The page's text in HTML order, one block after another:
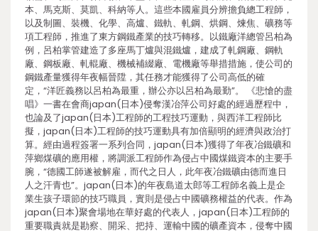
本、馬克斯、莫凱、科納等人。這些本國雇員分辨擔負總工程師，
以及制圖、裝機、化學、高爐、鐵軌、軋鋼、烘鋼、煉焦、礦務等
項工程師，推進了東方鋼鐵產業的技巧轉移。以鐵廠洋總管呂柏為
例，呂柏掌管建造了多座馬丁爐與混鐵爐，建成了軋鋼廠、鋼軌
廠、鋼板廠、軋輥廠、機械補綴廠、電機廠等舉措措施，使公司的
鋼鐵產量獲得年夜幅晉陞，其任務才能獲得了公司高低的確
定，“洋匠義務以呂柏為最重，辦公亦以呂柏為最勤”。 《悲愴的盡
唱》一書在會商japan(日本)侵奪漢冶萍公司好處的經過歷程中，
也論及了japan(日本)工程師的工程技巧運動，與西洋工程師比
擬，japan(日本)工程師的技巧運動具有加倍顯明的經濟與政治打
算。經由過程簽署一系列合同，japan(日本)獲得了年夜冶鐵礦和
萍鄉煤礦的應用權，將調派工程師作為侵占中國煤鐵資本的主要手
腕，“德國工師遂被解雇，而代之日人，此年夜冶鐵礦由德而進日
人之汗青也”。japan(日本)的年夜島道太郎等工程師名義上是企
業生孩子環節的技巧職員，實則是侵占中國礦務權益的代表。作為
japan(日本)聚會場地在華好處的代表人，japan(日本)工程師的
重要職責就是勘察、開采、把持、運輸中國的礦產資本，侵奪中國